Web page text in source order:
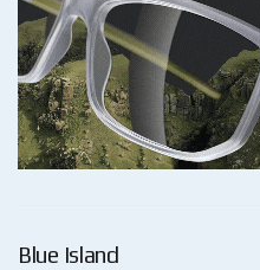
Blue Island